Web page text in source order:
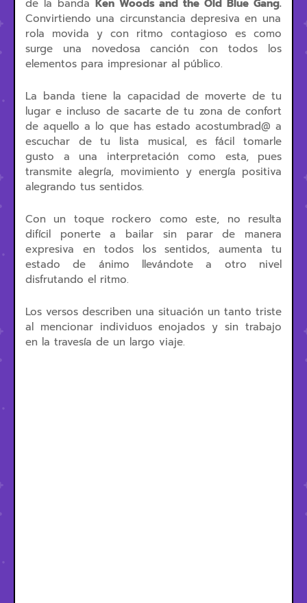
de la banda Ken Woods and the Old Blue Gang.
Convirtiendo una circunstancia depresiva en una
rola movida y con ritmo contagioso es como
surge una novedosa canción con todos los
elementos para impresionar al público.
La banda tiene la capacidad de moverte de tu
lugar e incluso de sacarte de tu zona de confort
de aquello a lo que has estado acostumbrad@ a
escuchar de tu lista musical, es fácil tomarle
gusto a una interpretación como esta, pues
transmite alegría, movimiento y energía positiva
alegrando tus sentidos.
Con un toque rockero como este, no resulta
difícil ponerte a bailar sin parar de manera
expresiva en todos los sentidos, aumenta tu
estado de ánimo llevándote a otro nivel
disfrutando el ritmo.
Los versos describen una situación un tanto triste
al mencionar individuos enojados y sin trabajo
en la travesía de un largo viaje.